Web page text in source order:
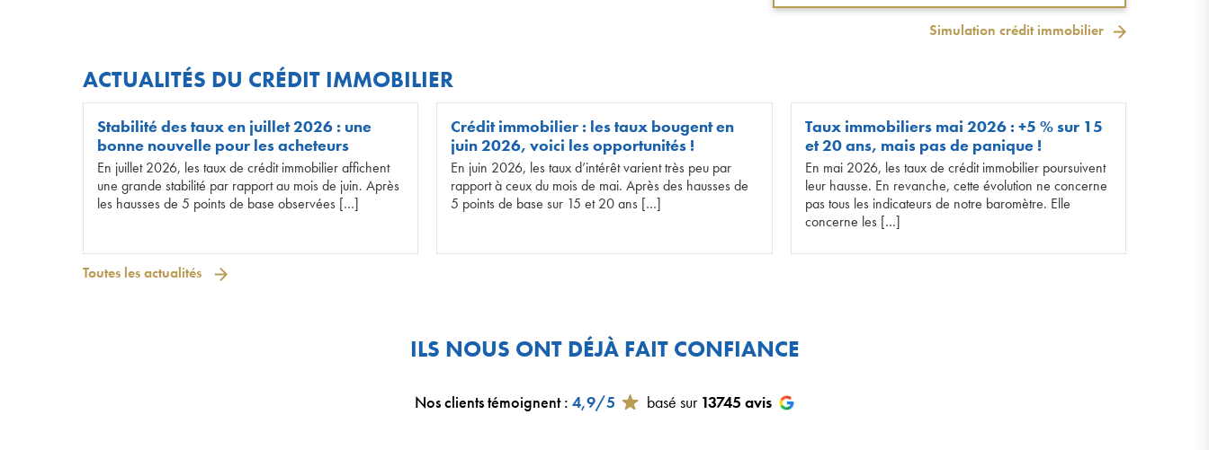
Simulation crédit immobilier
ACTUALITÉS DU CRÉDIT IMMOBILIER
Stabilité des taux en juillet 2026 : une
bonne nouvelle pour les acheteurs
En juillet 2026, les taux de crédit immobilier affichent
une grande stabilité par rapport au mois de juin. Après
les hausses de 5 points de base observées […]
Crédit immobilier : les taux bougent en
juin 2026, voici les opportunités !
En juin 2026, les taux d’intérêt varient très peu par
rapport à ceux du mois de mai. Après des hausses de
5 points de base sur 15 et 20 ans […]
Taux immobiliers mai 2026 : +5 % sur 15
et 20 ans, mais pas de panique !
En mai 2026, les taux de crédit immobilier poursuivent
leur hausse. En revanche, cette évolution ne concerne
pas tous les indicateurs de notre baromètre. Elle
concerne les […]
Toutes les actualités
ILS NOUS ONT DÉJÀ FAIT CONFIANCE
Nos clients témoignent: 4,9/5 basé sur 13745 avis